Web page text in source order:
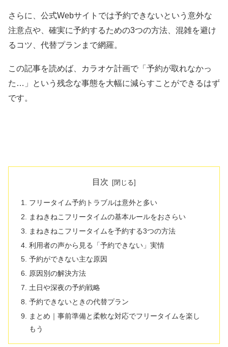
さらに、公式Webサイトでは予約できないという意外な
注意点や、確実に予約するための3つの方法、混雑を避け
るコツ、代替プランまで網羅。
この記事を読めば、カラオケ計画で「予約が取れなかっ
た…」という残念な事態を大幅に減らすことができるはず
です。
目次
フリータイム予約トラブルは意外と多い
まねきねこフリータイムの基本ルールをおさらい
まねきねこフリータイムを予約する3つの方法
利用者の声から見る「予約できない」実情
予約ができない主な原因
原因別の解決方法
土日や深夜の予約戦略
予約できないときの代替プラン
まとめ｜事前準備と柔軟な対応でフリータイムを楽し
もう